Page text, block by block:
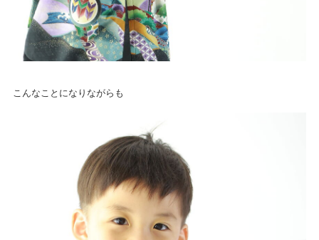
こんなことになりながらも